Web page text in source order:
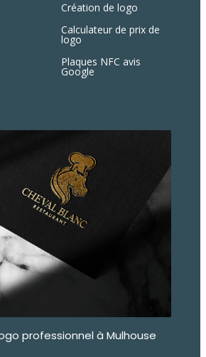
Création de logo
Calculateur de prix de
logo
Plaques NFC avis
Google
professionnel à Mulhouse